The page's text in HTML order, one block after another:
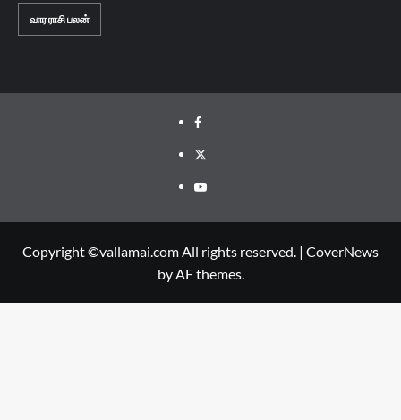
வார ராசி பலன்
Facebook
Twitter
Youtube
Copyright ©vallamai.com All rights reserved. | CoverNews
by AF themes.